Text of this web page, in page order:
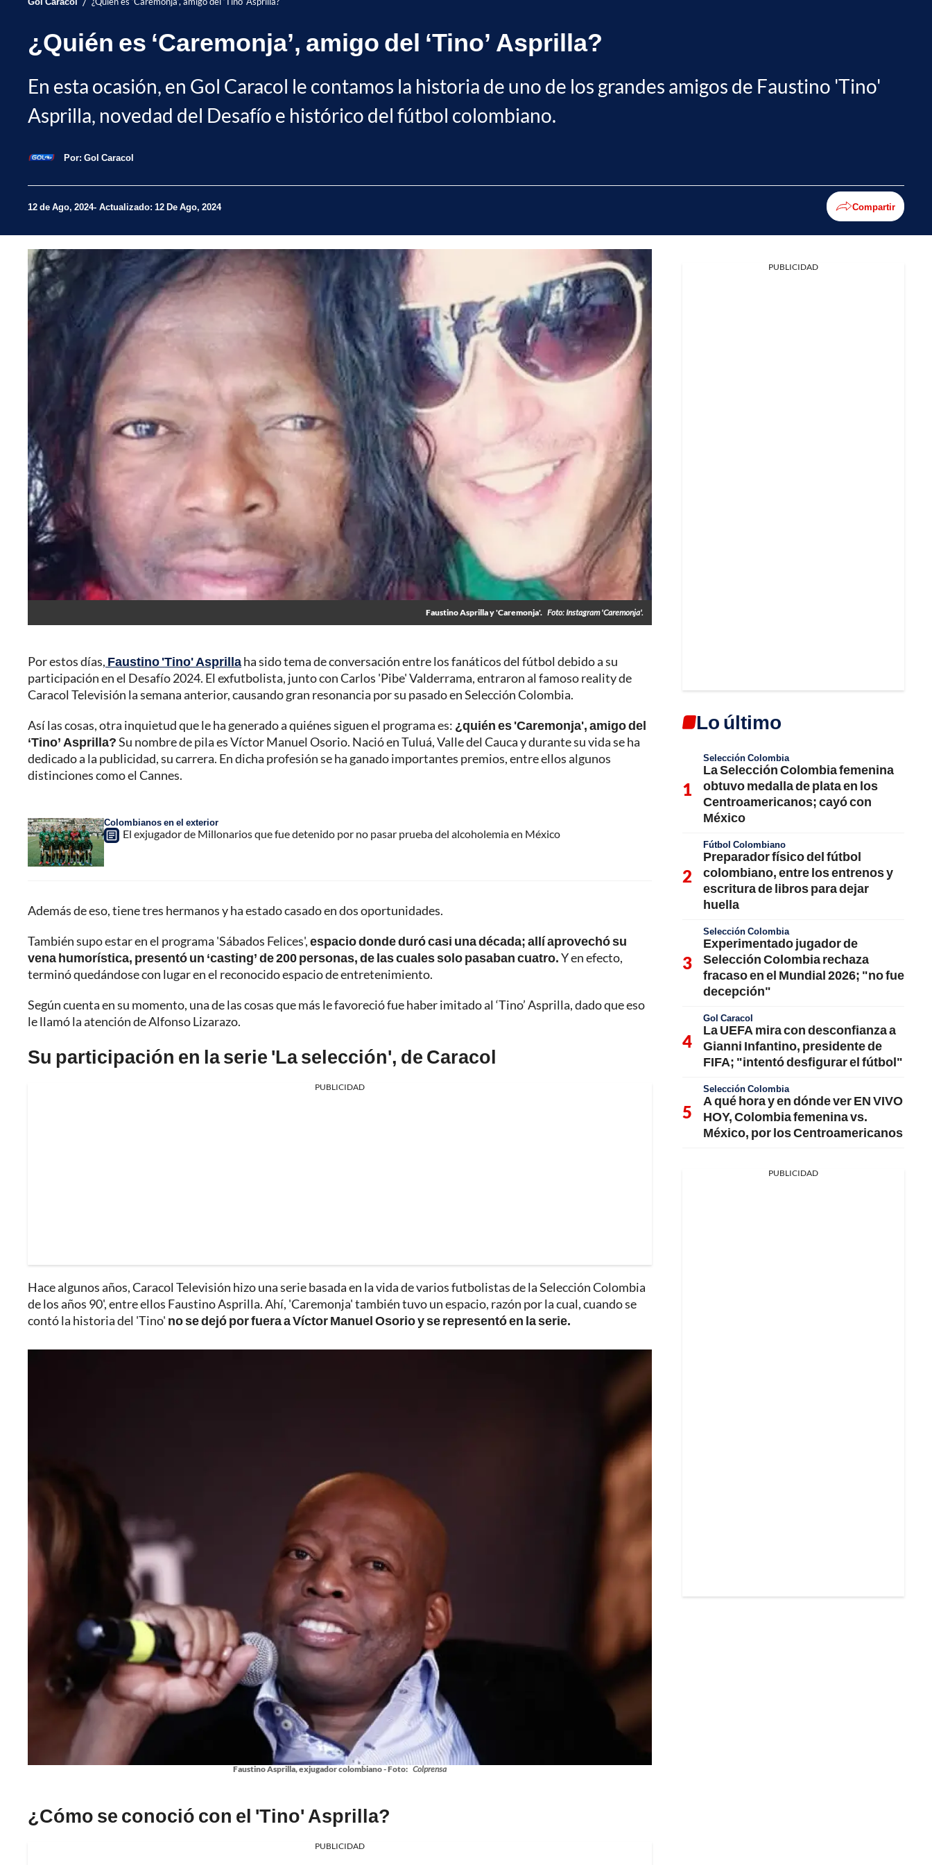
¿Quién es ‘Caremonja’, amigo del ‘Tino’ Asprilla?
En esta ocasión, en Gol Caracol le contamos la historia de uno de los grandes amigos de Faustino 'Tino'
Asprilla, novedad del Desafío e histórico del fútbol colombiano.
Por: Gol Caracol
12 de Ago, 2024 Actualizado: 12 De Ago, 2024 Compartir
Faustino Asprilla y 'Caremonja'. Foto: Instagram 'Caremonja'.
Por estos días, Faustino 'Tino' Asprillaha sido tema de conversación entre los fanáticos del fútbol debido a su
participación en el Desafío 2024. El exfutbolista, junto con Carlos 'Pibe' Valderrama, entraron al famoso reality de
Caracol Televisión la semana anterior, causando gran resonancia por su pasado en Selección Colombia.
Así las cosas, otra inquietud que le ha generado a quiénes siguen el programa es: ¿quién es 'Caremonja', amigo del
‘Tino’ Asprilla?Su nombre de pila es Víctor Manuel Osorio. Nació en Tuluá, Valle del Cauca y durante su vida se ha
dedicado a la publicidad, su carrera. En dicha profesión se ha ganado importantes premios, entre ellos algunos
distinciones como el Cannes.
Colombianos en el exterior
El exjugador de Millonarios que fue detenido por no pasar prueba del alcoholemia en México
Además de eso, tiene tres hermanos y ha estado casado en dos oportunidades.
También supo estar en el programa 'Sábados Felices',espacio donde duró casi una década; allí aprovechó su
vena humorística, presentó un ‘casting’ de 200 personas, de las cuales solo pasaban cuatro.Y en efecto,
terminó quedándose con lugar en el reconocido espacio de entretenimiento.
Según cuenta en su momento, una de las cosas que más le favoreció fue haber imitado al ‘Tino’ Asprilla, dado que eso
le llamó la atención de Alfonso Lizarazo.
Su participación en la serie 'La selección', de Caracol
PUBLICIDAD
Hace algunos años, Caracol Televisión hizo una serie basada en la vida de varios futbolistas de la Selección Colombia
de los años 90', entre ellos Faustino Asprilla. Ahí, 'Caremonja' también tuvo un espacio, razón por la cual, cuando se
contó la historia del 'Tino' no se dejó por fuera a Víctor Manuel Osorio y se representó en la serie.
Faustino Asprilla, exjugador colombiano - Foto: Colprensa
¿Cómo se conoció con el 'Tino' Asprilla?
PUBLICIDAD
PUBLICIDAD
Lo último
Selección Colombia
La Selección Colombia femenina
obtuvo medalla de plata en los
Centroamericanos; cayó con
México
Fútbol Colombiano
Preparador físico del fútbol
colombiano, entre los entrenos y
escritura de libros para dejar
huella
Selección Colombia
Experimentado jugador de
Selección Colombia rechaza
fracaso en el Mundial 2026; "no fue
decepción"
Gol Caracol
La UEFA mira con desconfianza a
Gianni Infantino, presidente de
FIFA; "intentó desfigurar el fútbol"
Selección Colombia
A qué hora y en dónde ver EN VIVO
HOY, Colombia femenina vs.
México, por los Centroamericanos
PUBLICIDAD